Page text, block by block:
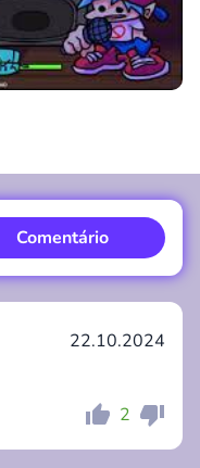
22.10.2024
2
Comentário
Comentário